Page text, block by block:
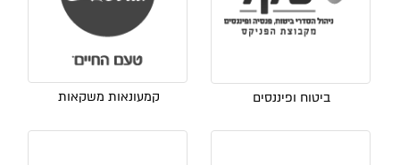
ביטוח ופיננסים קמעונאות משקאות